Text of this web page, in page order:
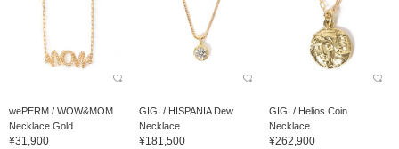
wePERM / WOW&MOM
Necklace Gold
¥31,900
GIGI / HISPANIA Dew
Necklace
¥181,500
GIGI / Helios Coin
Necklace
¥262,900